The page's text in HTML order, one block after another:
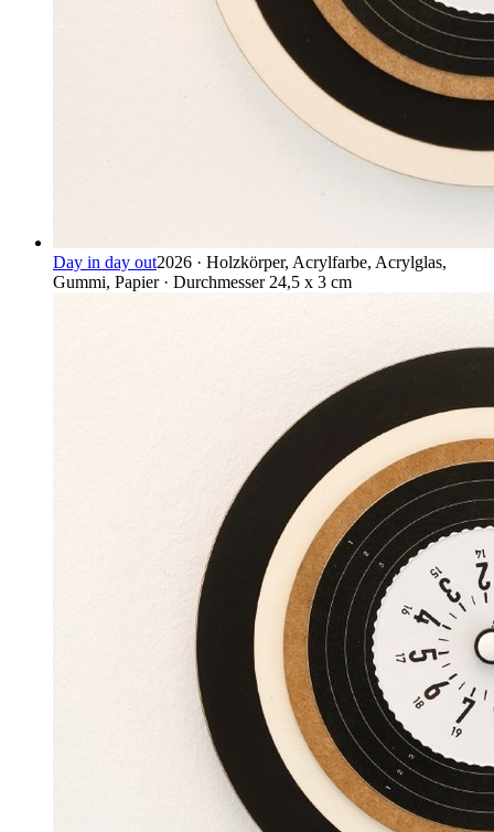
Day in day out2026 · Holzkörper, Acrylfarbe, Acrylglas,
Gummi, Papier · Durchmesser 24,5 x 3 cm